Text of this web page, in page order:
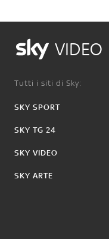
VIDEO
Tutti i siti di Sky:
SKY SPORT
SKY TG 24
SKY VIDEO
SKY ARTE